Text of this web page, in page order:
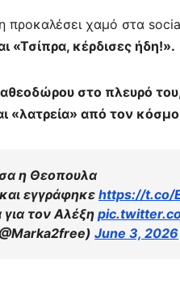
προκαλέσει χαμό στα
«Τσίπρα, κέρδισες ήδη!».
στο πλευρό του,
«λατρεία» από τον
η Θεοπουλα
εγγράφηκε https://t.co/
για τον Αλέξη
June 3, 2026